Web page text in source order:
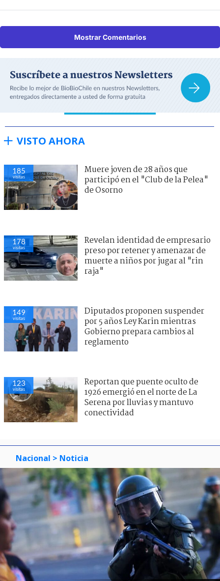
Mostrar Comentarios
VISTO AHORA
185
visitas
Muere joven de 28 años que
participó en el "Club de la Pelea"
de Osorno
178
visitas
Revelan identidad de empresario
preso por retener y amenazar de
muerte a niños por jugar al "rin
raja"
149
visitas
Diputados proponen suspender
por 5 años Ley Karin mientras
Gobierno prepara cambios al
reglamento
123
visitas
Reportan que puente oculto de
1926 emergió en el norte de La
Serena por lluvias y mantuvo
conectividad
Nacional > Noticia